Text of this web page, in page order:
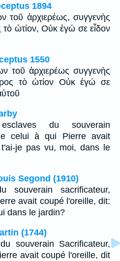
1894
τοῦ ἀρχιερέως, συγγενὴς
ὠτίον, Οὐκ ἐγώ σε εἶδον
1550
τοῦ ἀρχιερέως συγγενὴς
τὸ ὠτίον Οὐκ ἐγώ σε
du souverain
celui à qui Pierre avait
je pas vu, moi, dans le
Segond (1910)
souverain sacrificateur,
avait coupé l'oreille, dit:
dans le jardin?
(1744)
souverain Sacrificateur,
avait coupé l'oreille, dit